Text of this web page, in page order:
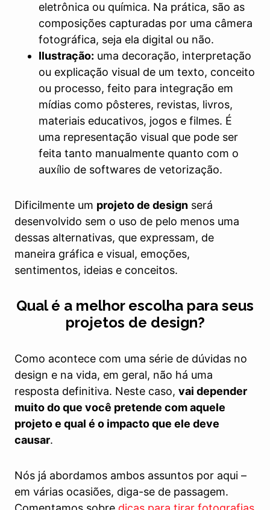
eletrônica ou química. Na prática, são as
composições capturadas por uma câmera
fotográfica, seja ela digital ou não.
Ilustração: uma decoração, interpretação
ou explicação visual de um texto, conceito
ou processo, feito para integração em
mídias como pôsteres, revistas, livros,
materiais educativos, jogos e filmes. É
uma representação visual que pode ser
feita tanto manualmente quanto com o
auxílio de softwares de vetorização.
Dificilmente um projeto de design será
desenvolvido sem o uso de pelo menos uma
dessas alternativas, que expressam, de
maneira gráfica e visual, emoções,
sentimentos, ideias e conceitos.
Qual é a melhor escolha para seus
projetos de design?
Como acontece com uma série de dúvidas no
design e na vida, em geral, não há uma
resposta definitiva. Neste caso, vai depender
muito do que você pretende com aquele
projeto e qual é o impacto que ele deve
causar.
Nós já abordamos ambos assuntos por aqui –
em várias ocasiões, diga-se de passagem.